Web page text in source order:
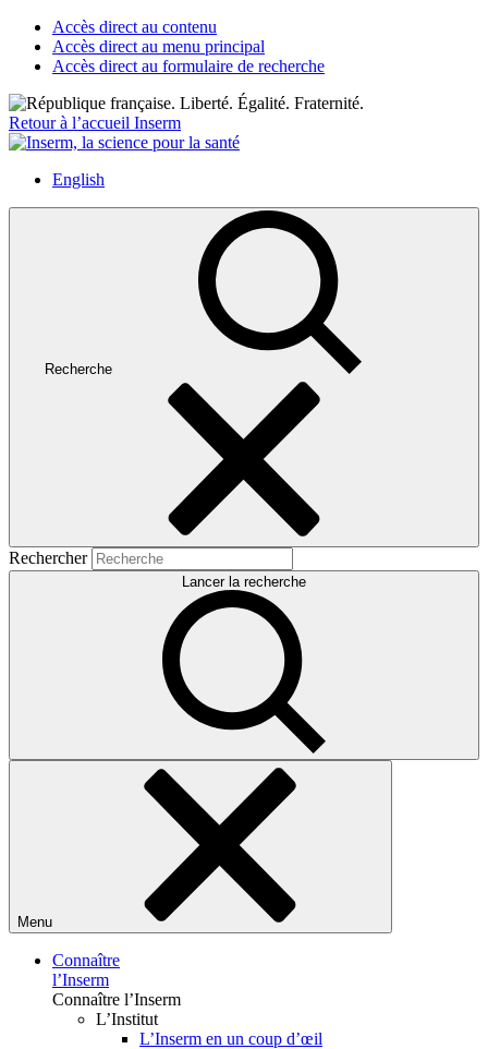
Accès direct au contenu
Accès direct au menu principal
Accès direct au formulaire de recherche
Retour à l’accueil Inserm
English
Recherche
Rechercher
Lancer la recherche
Menu
Connaître
l’Inserm
Connaître l’Inserm
L’Institut
L’Inserm en un coup d’œil